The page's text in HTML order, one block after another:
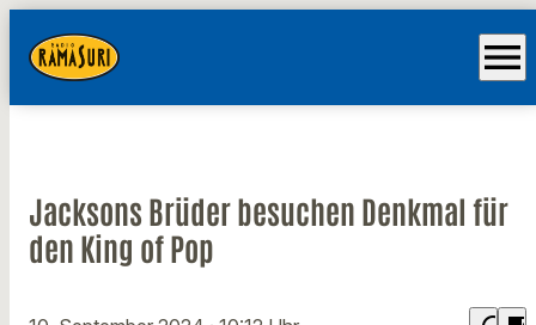
menu
Jacksons Brüder besuchen Denkmal für
den King of Pop